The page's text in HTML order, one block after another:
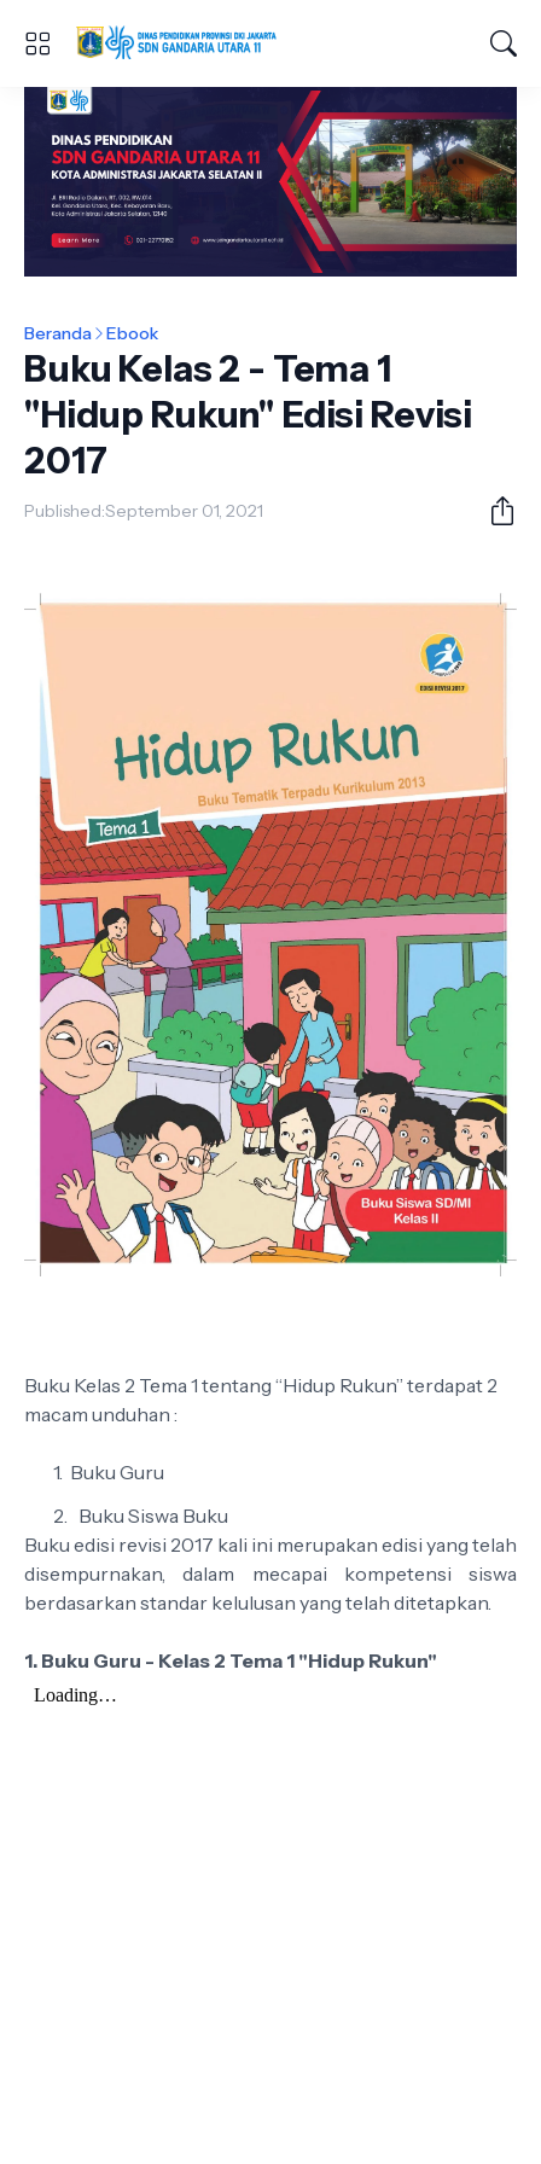
Beranda Ebook
Buku Kelas 2 - Tema 1
"Hidup Rukun" Edisi Revisi
2017
Published:September 01, 2021
Buku Kelas 2 Tema 1 tentang “Hidup Rukun” terdapat 2
macam unduhan :
Buku Guru
Buku Siswa Buku
Buku edisi revisi 2017 kali ini merupakan edisi yang telah
disempurnakan, dalam mecapai kompetensi siswa
berdasarkan standar kelulusan yang telah ditetapkan.
1. Buku Guru - Kelas 2 Tema 1 "Hidup Rukun"